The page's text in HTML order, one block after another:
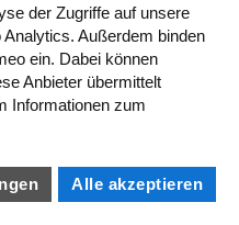
der Zugriffe auf unsere
Außerdem binden
ein. Dabei können
Anbieter übermittelt
Informationen zum
Alle akzeptieren